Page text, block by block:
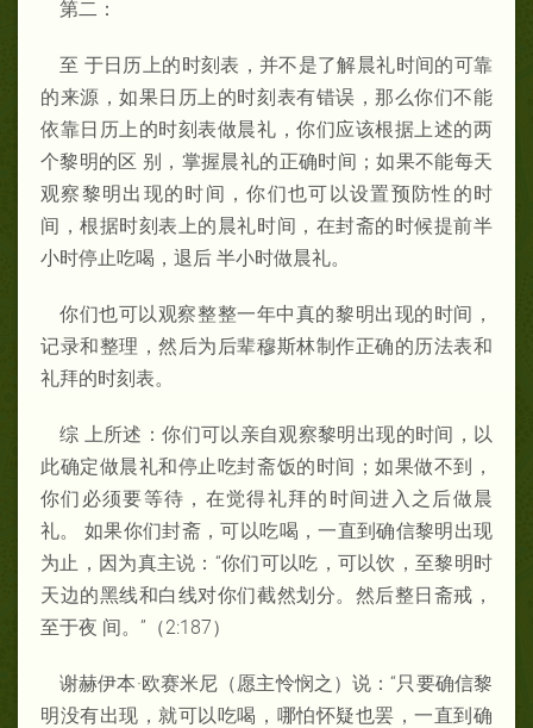
第二：
至 于日历上的时刻表，并不是了解晨礼时间的可靠
的来源，如果日历上的时刻表有错误，那么你们不能
依靠日历上的时刻表做晨礼，你们应该根据上述的两
个黎明的区 别，掌握晨礼的正确时间；如果不能每天
观察黎明出现的时间，你们也可以设置预防性的时
间，根据时刻表上的晨礼时间，在封斋的时候提前半
小时停止吃喝，退后 半小时做晨礼。
你们也可以观察整整一年中真的黎明出现的时间，
记录和整理，然后为后辈穆斯林制作正确的历法表和
礼拜的时刻表。
综 上所述：你们可以亲自观察黎明出现的时间，以
此确定做晨礼和停止吃封斋饭的时间；如果做不到，
你们必须要等待，在觉得礼拜的时间进入之后做晨
礼。 如果你们封斋，可以吃喝，一直到确信黎明出现
为止，因为真主说：“你们可以吃，可以饮，至黎明时
天边的黑线和白线对你们截然划分。然后整日斋戒，
至于夜 间。”（2:187）
谢赫伊本·欧赛米尼（愿主怜悯之）说：“只要确信黎
明没有出现，就可以吃喝，哪怕怀疑也罢，一直到确